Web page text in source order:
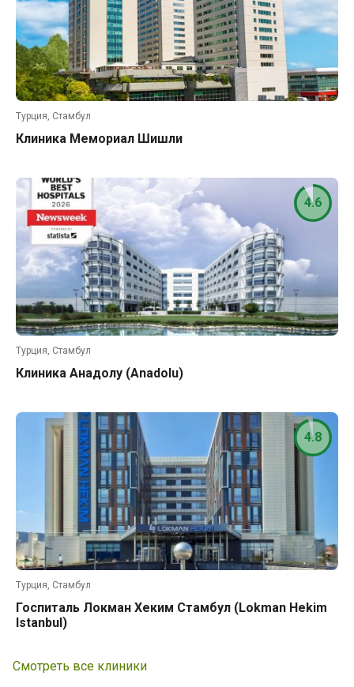
Турция, Стамбул
Клиника Мемориал Шишли
Турция, Стамбул
Клиника Анадолу (Anadolu)
4.6
Турция, Стамбул
Госпиталь Локман Хеким Стамбул (Lokman Hekim
Istanbul)
4.8
Смотреть все клиники